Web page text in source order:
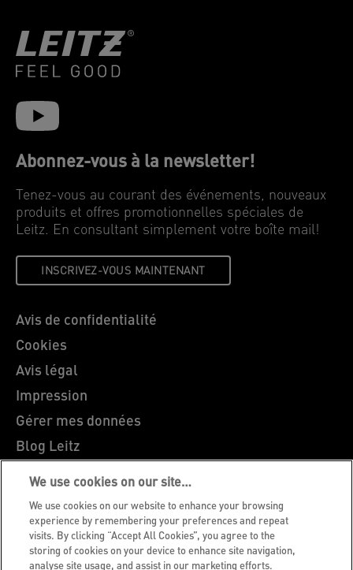
Abonnez-vous à la newsletter!
Tenez-vous au courant des événements, nouveaux
produits et offres promotionnelles spéciales de
Leitz. En consultant simplement votre boîte mail!
INSCRIVEZ-VOUS MAINTENANT
Avis de confidentialité
Cookies
Avis légal
Impression
Gérer mes données
Blog Leitz
Support client
Guide du recyclage des emballages
We use cookies on our site…
We use cookies on our website to enhance your browsing
experience by remembering your preferences and repeat
visits. By clicking “Accept All Cookies”, you agree to the
storing of cookies on your device to enhance site navigation,
analyse site usage, and assist in our marketing efforts.